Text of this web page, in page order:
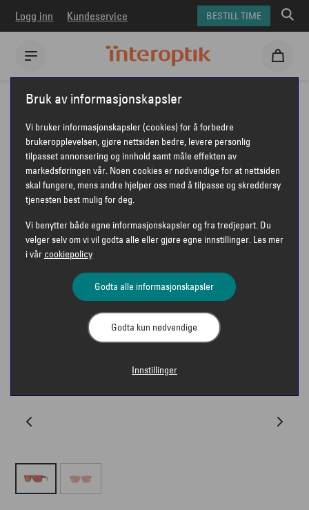
Logg inn Kundeservice BESTILL TIME
Interoptik Solbriller
Oakley solbriller
Oakley Youth OJ9007 Holbrook XS
OAKLEY YOUTH OJ9007 HOLBROOK
XS
Bruk av informasjonskapsler
Vi bruker informasjonskapsler (cookies) for å forbedre
brukeropplevelsen, gjøre nettsiden bedre, levere personlig
tilpasset annonsering og innhold samt måle effekten av
markedsføringen vår. Noen cookies er nødvendige for at nettsiden
skal fungere, mens andre hjelper oss med å tilpasse og skreddersy
tjenesten best mulig for deg.
Vi benytter både egne informasjonskapsler og fra tredjepart. Du
velger selv om vi vil godta alle eller gjøre egne innstillinger. Les mer
i vår cookiepolicy
Godta alle informasjonskapsler
Godta kun nødvendige
Innstillinger